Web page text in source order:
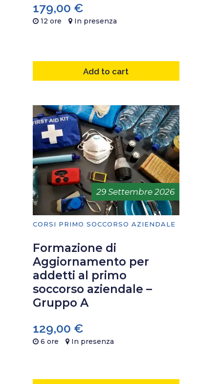
179,00 €
12 ore In presenza
Add to cart
29 Settembre 2026
CORSI PRIMO SOCCORSO AZIENDALE
Formazione di
Aggiornamento per
addetti al primo
soccorso aziendale –
Gruppo A
129,00 €
6 ore In presenza